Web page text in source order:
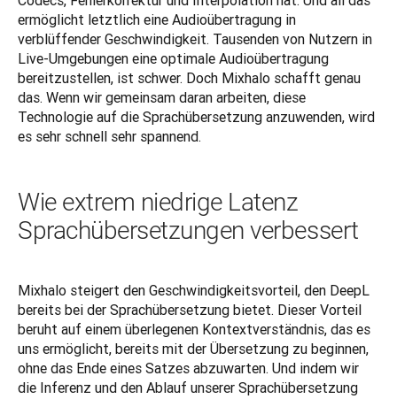
ermöglicht letztlich eine Audioübertragung in
verblüffender Geschwindigkeit. Tausenden von Nutzern in
Live-Umgebungen eine optimale Audioübertragung
bereitzustellen, ist schwer. Doch Mixhalo schafft genau
das. Wenn wir gemeinsam daran arbeiten, diese
Technologie auf die Sprachübersetzung anzuwenden, wird
es sehr schnell sehr spannend.
Wie extrem niedrige Latenz
Sprachübersetzungen verbessert
Mixhalo steigert den Geschwindigkeitsvorteil, den DeepL
bereits bei der Sprachübersetzung bietet. Dieser Vorteil
beruht auf einem überlegenen Kontextverständnis, das es
uns ermöglicht, bereits mit der Übersetzung zu beginnen,
ohne das Ende eines Satzes abzuwarten. Und indem wir
die Inferenz und den Ablauf unserer Sprachübersetzung